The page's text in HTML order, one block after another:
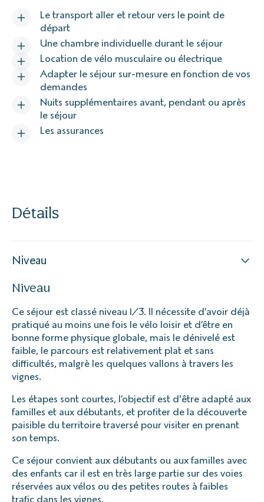
Le transport aller et retour vers le point de
départ
Une chambre individuelle durant le séjour
Location de vélo musculaire ou électrique
Adapter le séjour sur-mesure en fonction de vos
demandes
Nuits supplémentaires avant, pendant ou après
le séjour
Les assurances
Détails
Niveau
Niveau
Ce séjour est classé niveau 1/3. Il nécessite d’avoir déjà
pratiqué au moins une fois le vélo loisir et d’être en
bonne forme physique globale, mais le dénivelé est
faible, le parcours est relativement plat et sans
difficultés, malgrè les quelques vallons à travers les
vignes.
Les étapes sont courtes, l’objectif est d'être adapté aux
familles et aux débutants, et profiter de la découverte
paisible du territoire traversé pour visiter en prenant
son temps.
Ce séjour convient aux débutants ou aux familles avec
des enfants car il est en très large partie sur des voies
réservées aux vélos ou des petites routes à faibles
trafic dans les vignes.